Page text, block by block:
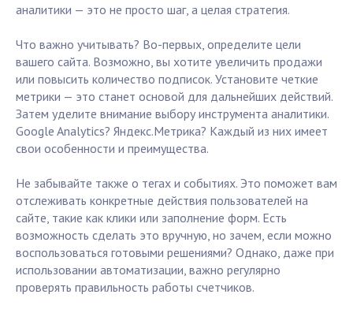
аналитики — это не просто шаг, а целая стратегия.
Что важно учитывать? Во-первых, определите цели
вашего сайта. Возможно, вы хотите увеличить продажи
или повысить количество подписок. Установите четкие
метрики — это станет основой для дальнейших действий.
Затем уделите внимание выбору инструмента аналитики.
Google Analytics? Яндекс.Метрика? Каждый из них имеет
свои особенности и преимущества.
Не забывайте также о тегах и событиях. Это поможет вам
отслеживать конкретные действия пользователей на
сайте, такие как клики или заполнение форм. Есть
возможность сделать это вручную, но зачем, если можно
воспользоваться готовыми решениями? Однако, даже при
использовании автоматизации, важно регулярно
проверять правильность работы счетчиков.